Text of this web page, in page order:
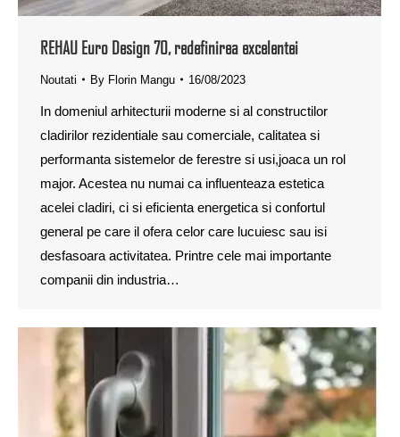
REHAU Euro Design 70, redefinirea excelentei
Noutati By Florin Mangu 16/08/2023
In domeniul arhitecturii moderne si al constructilor
cladirilor rezidentiale sau comerciale, calitatea si
performanta sistemelor de ferestre si usi,joaca un rol
major. Acestea nu numai ca influenteaza estetica
acelei cladiri, ci si eficienta energetica si confortul
general pe care il ofera celor care lucuiesc sau isi
desfasoara activitatea. Printre cele mai importante
companii din industria…